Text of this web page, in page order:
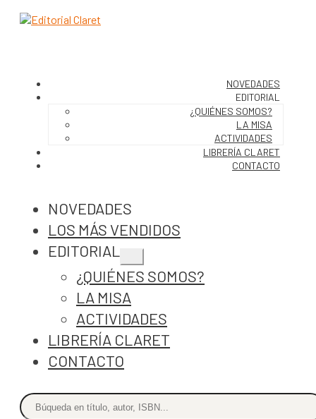
NOVEDADES
EDITORIAL
¿QUIÉNES SOMOS?
LA MISA
ACTIVIDADES
LIBRERÍA CLARET
CONTACTO
NOVEDADES
LOS MÁS VENDIDOS
EDITORIAL
Expandir
el
menú
¿QUIÉNES SOMOS?
LA MISA
ACTIVIDADES
LIBRERÍA CLARET
CONTACTO